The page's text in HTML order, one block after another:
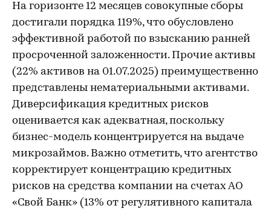
На горизонте 12 месяцев совокупные сборы
достигали порядка 119%, что обусловлено
эффективной работой по взысканию ранней
просроченной заложенности. Прочие активы
(22% активов на 01.07.2025) преимущественно
представлены нематериальными активами.
Диверсификация кредитных рисков
оценивается как адекватная, поскольку
бизнес-модель концентрируется на выдаче
микрозаймов. Важно отметить, что агентство
корректирует концентрацию кредитных
рисков на средства компании на счетах АО
«Свой Банк» (13% от регулятивного капитала